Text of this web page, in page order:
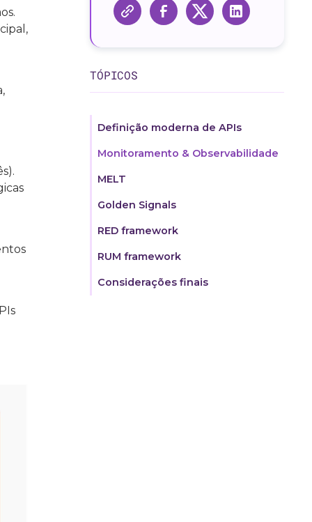
TÓPICOS
Definição moderna de APIs
Monitoramento & Observabilidade
MELT
Golden Signals
RED framework
RUM framework
Considerações finais